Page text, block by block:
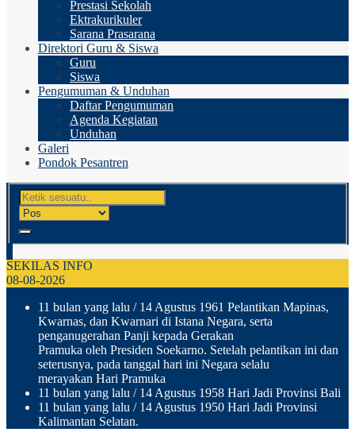
Prestasi Sekolah
Ektrakurikuler
Sarana Prasarana
Direktori Guru & Siswa
Guru
Siswa
Pengumuman & Unduhan
Daftar Pengumuman
Agenda Kegiatan
Unduhan
Galeri
Pondok Pesantren
SEKILAS INFO
08-08-2026
11 bulan yang lalu / 14 Agustus 1961 Pelantikan Mapinas,
Kwarnas, dan Kwarnari di Istana Negara, serta
penganugerahan Panji kepada Gerakan
Pramuka oleh Presiden Soekarno. Setelah pelantikan ini dan
seterusnya, pada tanggal hari ini Negara selalu
merayakan Hari Pramuka
11 bulan yang lalu / 14 Agustus 1958 Hari Jadi Provinsi Bali
11 bulan yang lalu / 14 Agustus 1950 Hari Jadi Provinsi
Kalimantan Selatan.